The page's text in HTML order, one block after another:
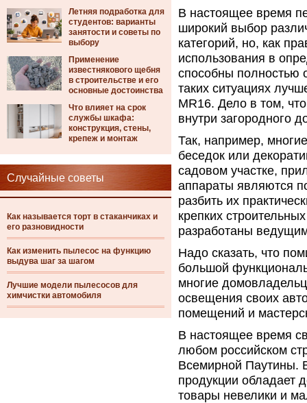
Летняя подработка для
студентов: варианты
занятости и советы по
выбору
Применение
известнякового щебня
в строительстве и его
основные достоинства
Что влияет на срок
службы шкафа:
конструкция, стены,
крепеж и монтаж
Случайные советы
Как называется торт в стаканчиках и
его разновидности
Как изменить пылесос на функцию
выдува шаг за шагом
Лучшие модели пылесосов для
химчистки автомобиля
В настоящее время
широкий выбор
категорий, но, как
использования в
способны полностью
таких ситуациях
MR16. Дело в том,
внутри загородного
Так, например,
беседок или
садовом участке,
аппараты являются
разбить их
крепких
разработаны
Надо сказать, что
большой
многие
освещения своих
помещений и
В настоящее время
любом российском
Всемирной Паутины.
продукции обладает
товары невелики и